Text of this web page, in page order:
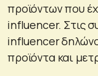
προϊόντων που
influencer. Στις
influencer
προϊόντα και